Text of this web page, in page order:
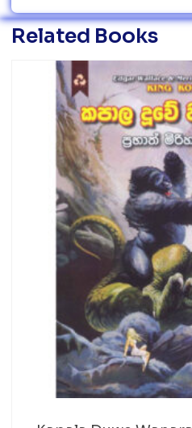
Related Books